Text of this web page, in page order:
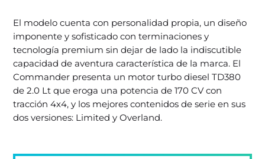
El modelo cuenta con personalidad propia, un diseño
imponente y sofisticado con terminaciones y
tecnología premium sin dejar de lado la indiscutible
capacidad de aventura característica de la marca. El
Commander presenta un motor turbo diesel TD380
de 2.0 Lt que eroga una potencia de 170 CV con
tracción 4x4, y los mejores contenidos de serie en sus
dos versiones: Limited y Overland.